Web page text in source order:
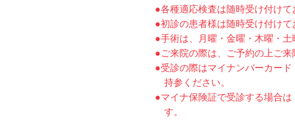
●各種適応検査は随時受け付けて
●初診の患者様は随時受け付けて
●手術は、月曜・金曜・木曜・土
●ご来院の際は、ご予約の上ご来
●受診の際はマイナンバーカー
持参ください。
●マイナ保険証で受診する場合
す。